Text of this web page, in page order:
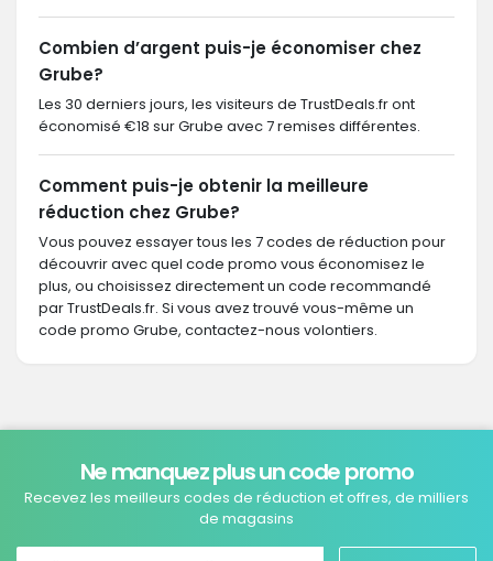
Combien d’argent puis-je économiser chez
Grube?
Les 30 derniers jours, les visiteurs de TrustDeals.fr ont
économisé €18 sur Grube avec 7 remises différentes.
Comment puis-je obtenir la meilleure
réduction chez Grube?
Vous pouvez essayer tous les 7 codes de réduction pour
découvrir avec quel code promo vous économisez le
plus, ou choisissez directement un code recommandé
par TrustDeals.fr. Si vous avez trouvé vous-même un
code promo Grube, contactez-nous volontiers.
Ne manquez plus un code promo
Recevez les meilleurs codes de réduction et offres, de milliers
de magasins